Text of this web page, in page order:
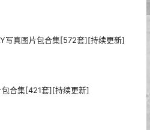
写真图片包合集[572套][持续更新]
包合集[421套][持续更新]